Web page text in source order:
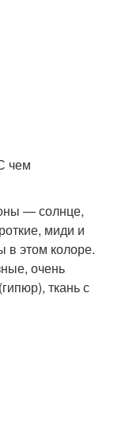
— солнце,
миди и
в этом колоре.
очень
ткань с